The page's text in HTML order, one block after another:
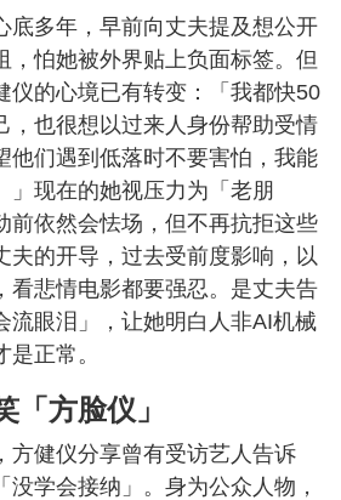
底多年，早前向丈夫提及想公开
，怕她被外界贴上负面标签。但
仪的心境已有转变：「我都快50
，也很想以过来人身份帮助受情
他们遇到低落时不要害怕，我能
」现在的她视压力为「老朋
前依然会怯场，但不再抗拒这些
夫的开导，过去受前度影响，以
看悲情电影都要强忍。是丈夫告
流眼泪」，让她明白人非AI机械
正常。
「方脸仪」
方健仪分享曾有受访艺人告诉
学会接纳」。身为公众人物，